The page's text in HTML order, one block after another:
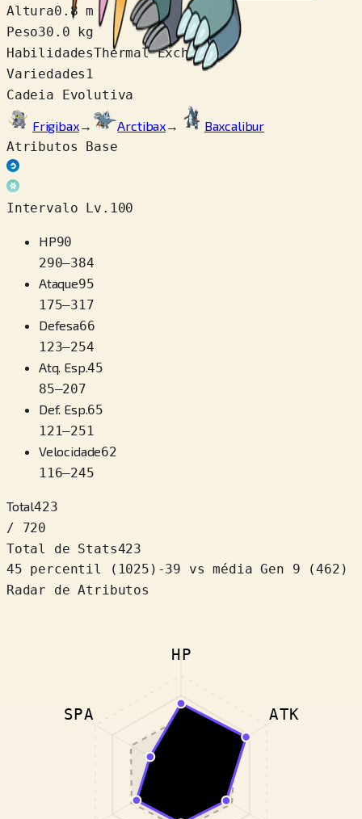
Altura0.8 m
Peso30.0 kg
HabilidadesThermal Exchange
Variedades 1
Cadeia Evolutiva
Frigibax→ Arctibax→
Baxcalibur
Atributos Base
Intervalo Lv.100
HP90
290–384
Ataque95
175–317
Defesa66
123–254
Atq. Esp.45
85–207
Def. Esp.65
121–251
Velocidade62
116–245
Total423
/ 720
Total de Stats423
45 percentil
( 1025 ) -39
vs média Gen 9 (462)
Radar de Atributos
HP
ATK
SPA